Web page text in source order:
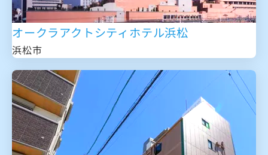
オークラアクトシティホテル浜松
浜松市